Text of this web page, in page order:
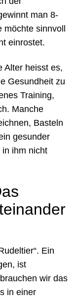
man 8-
sinnvoll
einrostet.
Alter heisst es,
Gesundheit zu
Training,
Manche
Basteln
gesunder
ihm nicht
Ein
ist
wir das
in einer